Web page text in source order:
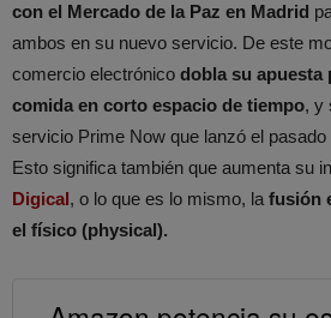
con el Mercado de la Paz en Madrid
ambos en su nuevo servicio. De este
comercio electrónico dobla su apuesta
comida en corto espacio de tiempo, y
servicio Prime Now que lanzó el
Esto significa también que aumenta su
Digical, o lo que es lo mismo, lafusión
el físico (physical).